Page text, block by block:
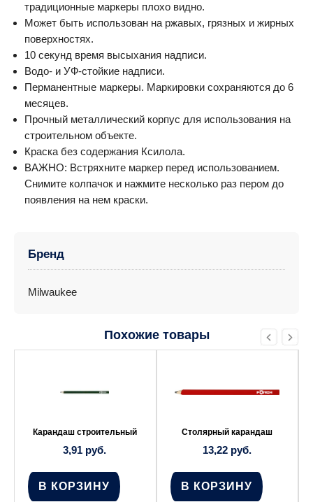
традиционные маркеры плохо видно.
Может быть использован на ржавых, грязных и жирных
поверхностях.
10 секунд время высыхания надписи.
Водо- и УФ-стойкие надписи.
Перманентные маркеры. Маркировки сохраняются до 6
месяцев.
Прочный металлический корпус для использования на
строительном объекте.
Краска без содержания Ксилола.
ВАЖНО: Встряхните маркер перед использованием.
Снимите колпачок и нажмите несколько раз пером до
появления на нем краски.
Бренд
Milwaukee
Похожие товары
Карандаш строительный
3,91 руб.
В КОРЗИНУ
Столярный карандаш
13,22 руб.
В КОРЗИНУ